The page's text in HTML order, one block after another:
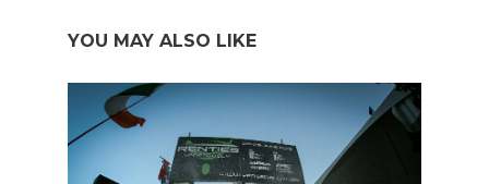
YOU MAY ALSO LIKE